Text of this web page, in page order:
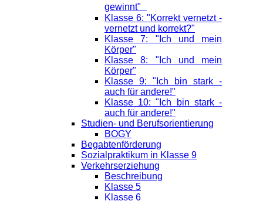
gewinnt"
Klasse 6: "Korrekt vernetzt -
vernetzt und korrekt?"
Klasse 7: "Ich und mein
Körper"
Klasse 8: "Ich und mein
Körper"
Klasse 9: "Ich bin stark -
auch für andere!"
Klasse 10: "Ich bin stark -
auch für andere!"
Studien- und Berufsorientierung
BOGY
Begabtenförderung
Sozialpraktikum in Klasse 9
Verkehrserziehung
Beschreibung
Klasse 5
Klasse 6